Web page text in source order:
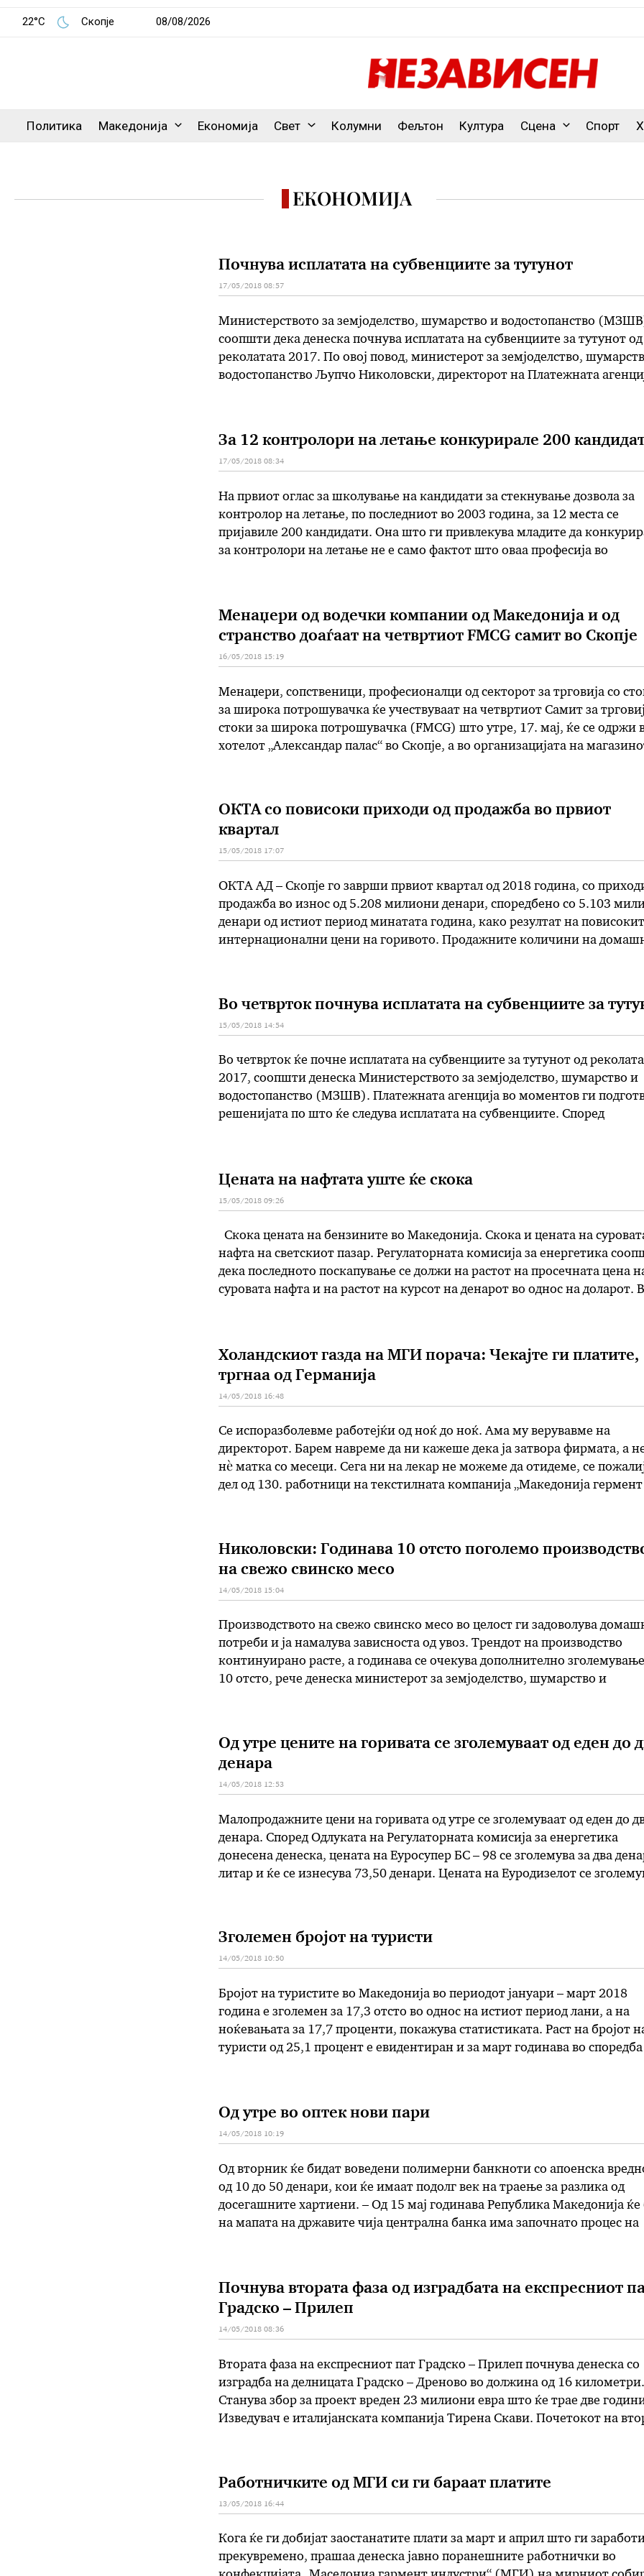
22°C Скопје 08/08/2026
Политика Македонија Економија Свет Колумни Фељтон Култура Сцена Спорт
ЕКОНОМИЈА
Почнува исплатата на субвенциите за тутунот
17/05/2018 08:57
Министерството за земјоделство, шумарство и водостопанство
соопшти дека денеска почнува исплатата на субвенциите за тутунот од
реколатата 2017. По овој повод, министерот за земјоделство,
водостопанство Љупчо Николовски, директорот на Платежната
За 12 контролори на летање конкурирале 200
17/05/2018 08:34
На првиот оглас за школување на кандидати за стекнување дозвола за
контролор на летање, по последниот во 2003 година, за 12 места се
пријавиле 200 кандидати. Она што ги привлекува младите да
за контролори на летање не е само фактот што оваа професија во
Менаџери од водечки компании од Македонија и од
странство доаѓаат на четвртиот FMCG самит во Скопје
16/05/2018 15:19
Менаџери, сопственици, професионалци од секторот за трговија со
за широка потрошувачка ќе учествуваат на четвртиот Самит за
стоки за широка потрошувачка (FMCG) што утре, 17. мај, ќе се одржи
хотелот „Александар палас“ во Скопје, а во организацијата на
ОКТА со повисоки приходи од продажба во првиот
квартал
15/05/2018 17:07
ОКТА АД – Скопје го заврши првиот квартал од 2018 година, со
продажба во износ од 5.208 милиони денари, споредбено со 5.103
денари од истиот период минатата година, како резултат на
интернационални цени на горивото. Продажните количини на
Во четврток почнува исплатата на субвенциите за
15/05/2018 14:54
Во четврток ќе почне исплатата на субвенциите за тутунот од
2017, соопшти денеска Министерството за земјоделство, шумарство и
водостопанство (МЗШВ). Платежната агенција во моментов ги
решенијата по што ќе следува исплатата на субвенциите. Според
Цената на нафтата уште ќе скока
15/05/2018 09:26
Скока цената на бензините во Македонија. Скока и цената на
нафта на светскиот пазар. Регулаторната комисија за енергетика
дека последното поскапување се должи на растот на просечната цена
суровата нафта и на растот на курсот на денарот во однос на доларот.
Холандскиот газда на МГИ порача: Чекајте ги платите,
тргнаа од Германија
14/05/2018 16:48
Се испоразболевме работејќи од ноќ до ноќ. Ама му верувавме на
директорот. Барем навреме да ни кажеше дека ја затвора фирмата, а
нѐ матка со месеци. Сега ни на лекар не можеме да отидеме, се
дел од 130. работници на текстилната компанија „Македонија гермент
Николовски: Годинава 10 отсто поголемо
на свежо свинско месо
14/05/2018 15:04
Производството на свежо свинско месо во целост ги задоволува
потреби и ја намалува зависноста од увоз. Трендот на производство
континуирано расте, а годинава се очекува дополнително
10 отсто, рече денеска министерот за земјоделство, шумарство и
Од утре цените на горивата се зголемуваат од еден до
денара
14/05/2018 12:53
Малопродажните цени на горивата од утре се зголемуваат од еден до
денара. Според Одлуката на Регулаторната комисија за енергетика
донесена денеска, цената на Еуросупер БС – 98 се зголемува за два
литар и ќе се изнесува 73,50 денари. Цената на Еуродизелот се
Зголемен бројот на туристи
14/05/2018 10:50
Бројот на туристите во Македонија во периодот јануари – март 2018
година е зголемен за 17,3 отсто во однос на истиот период лани, а на
ноќевањата за 17,7 проценти, покажува статистиката. Раст на бројот
туристи од 25,1 процент е евидентиран и за март годинава во споредба
Од утре во оптек нови пари
14/05/2018 10:19
Од вторник ќе бидат воведени полимерни банкноти со апоенска
од 10 до 50 денари, кои ќе имаат подолг век на траење за разлика од
досегашните хартиени. – Од 15 мај годинава Република Македонија ќе
на мапата на државите чија централна банка има започнато процес на
Почнува втората фаза од изградбата на експресниот
Градско – Прилеп
14/05/2018 08:36
Втората фаза на експресниот пат Градско – Прилеп почнува денеска со
изградба на делницата Градско – Дреново во должина од 16 километри.
Станува збор за проект вреден 23 милиони евра што ќе трае две
Изведувач е италијанската компанија Тирена Скави. Почетокот на
Работничките од МГИ си ги бараат платите
13/05/2018 16:44
Кога ќе ги добијат заостанатите плати за март и април што ги
прекувремено, прашаа денеска јавно поранешните работнички во